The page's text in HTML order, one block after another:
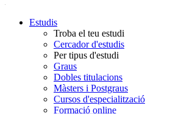
Estudis
Troba el teu estudi
Cercador d'estudis
Per tipus d'estudi
Graus
Dobles titulacions
Màsters i Postgraus
Cursos d'especialització
Formació online